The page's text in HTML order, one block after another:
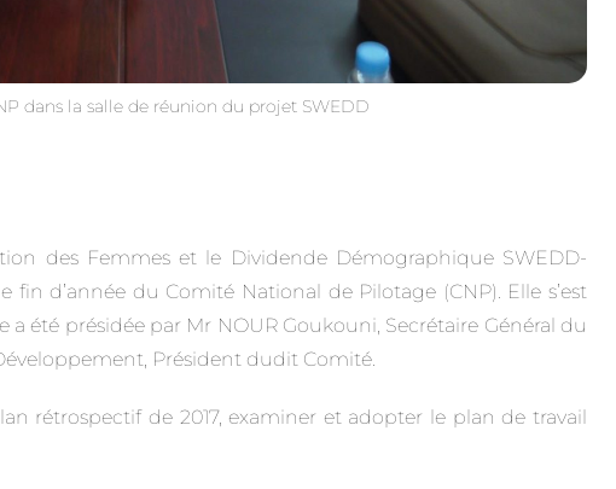
dans la salle de réunion du projet SWEDD
des Femmes et le Dividende Démographique SWEDD-
d’année du Comité National de Pilotage (CNP). Elle s’est
été présidée par Mr NOUR Goukouni, Secrétaire Général du
Président dudit Comité.
rétrospectif de 2017, examiner et adopter le plan de travail